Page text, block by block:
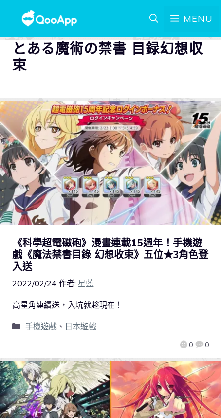
MENU
とある魔術の禁書 目録幻想収
束
《科學超電磁砲》漫畫連載15週年！手機遊
戲《魔法禁書目錄 幻想收束》五位★3角色登
入送
2022/02/24 作者: 星藍
0 0
高星角連續送，入坑就趁現在！
手機遊戲、 日本遊戲